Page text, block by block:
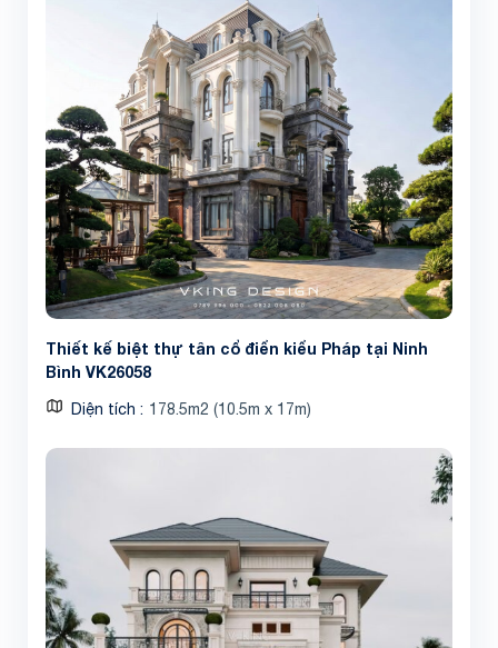
Thiết kế biệt thự tân cổ điển kiểu Pháp tại Ninh
Bình VK26058
Diện tích 178.5m2 (10.5m x 17m)